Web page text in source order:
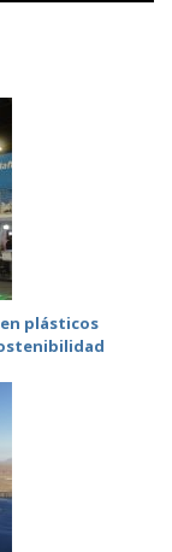
plásticos